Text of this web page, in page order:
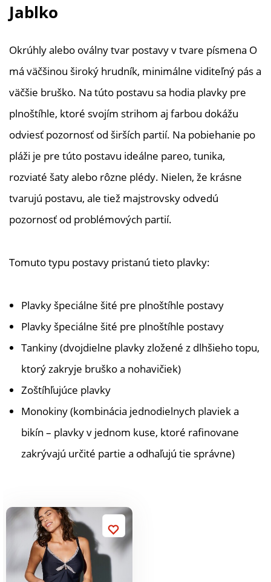
Jablko
Okrúhly alebo oválny tvar postavy v tvare písmena O
má väčšinou široký hrudník, minimálne viditeľný pás a
väčšie bruško. Na túto postavu sa hodia plavky pre
plnoštíhle, ktoré svojím strihom aj farbou dokážu
odviesť pozornosť od širších partií. Na pobiehanie po
pláži je pre túto postavu ideálne pareo, tunika,
rozviaté šaty alebo rôzne plédy. Nielen, že krásne
tvarujú postavu, ale tiež majstrovsky odvedú
pozornosť od problémových partií.
Tomuto typu postavy pristanú tieto plavky:
Plavky špeciálne šité pre plnoštíhle postavy
Plavky špeciálne šité pre plnoštíhle postavy
Tankiny (dvojdielne plavky zložené z dlhšieho topu,
ktorý zakryje bruško a nohavičiek)
Zoštíhľujúce plavky
Monokiny (kombinácia jednodielnych plaviek a
bikín – plavky v jednom kuse, ktoré rafinovane
zakrývajú určité partie a odhaľujú tie správne)